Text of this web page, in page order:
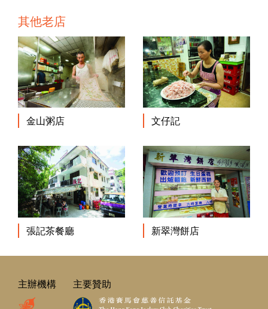
其他老店
金山粥店 文仔記
張記茶餐廳 新翠灣餅店
主辦機構 主要贊助